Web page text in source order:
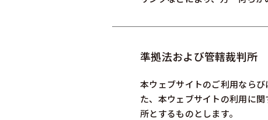
準拠法および管轄裁判所
本ウェブサイトのご利用なら
た、本ウェブサイトの利用に
所とするものとします。